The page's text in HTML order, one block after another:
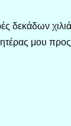
δεκάδων
μου